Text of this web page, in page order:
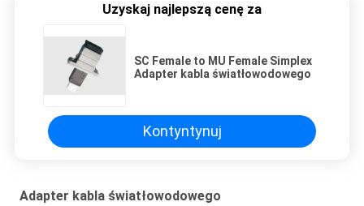
Uzyskaj najlepszą cenę za
SC Female to MU Female Simplex
Adapter kabla światłowodowego
Kontyntynuj
Adapter kabla światłowodowego